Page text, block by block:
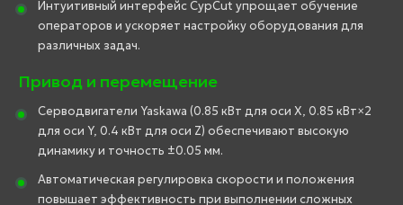
Интуитивный интерфейс CypCut упрощает обучение
операторов и ускоряет настройку оборудования для
различных задач.
Привод и перемещение
Серводвигатели Yaskawa (0.85 кВт для оси X, 0.85 кВт×2
для оси Y, 0.4 кВт для оси Z) обеспечивают высокую
динамику и точность ±0.05 мм.
Автоматическая регулировка скорости и положения
повышает эффективность при выполнении сложных